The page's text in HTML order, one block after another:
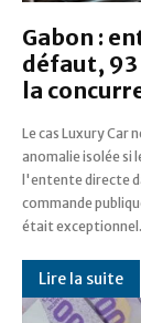
Gabon :
défaut, 93
la
Le cas Luxury Car
anomalie isolée si
l'entente directe
commande
était
Selon les
portail officiel de
générale des marchés
Lire la suite